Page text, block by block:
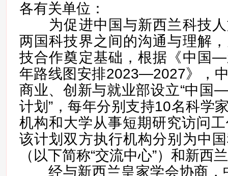
各有关单位：
为促进中国与新西兰科技人
两国科技界之间的沟通与理解
技合作奠定基础，根据《中国
年路线图安排2023—2027》，
商业、创新与就业部设立“中国
计划”，每年分别支持10名科学
机构和大学从事短期研究访问
该计划双方执行机构分别为中
（以下简称“交流中心”）和新西
经与新西兰皇家学会协商，